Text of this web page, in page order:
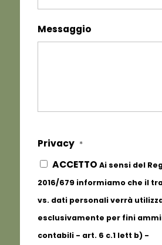
Messaggio
Privacy *
ACCETTO Ai sensi del
2016/679 informiamo che il
vs. dati personali verrà
esclusivamente per fini
contabili - art. 6 c.1 lett b) -